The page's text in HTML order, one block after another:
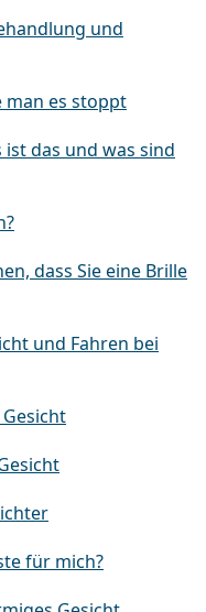
und
man es stoppt
das und was sind
dass Sie eine Brille
und Fahren bei
für mich?